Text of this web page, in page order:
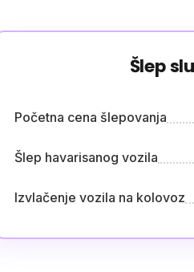
Šlep
Početna cena šlepovanja
Šlep havarisanog vozila
Izvlačenje vozila na kolovoz